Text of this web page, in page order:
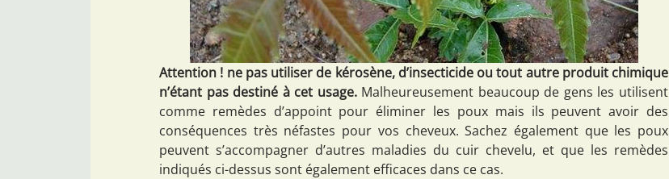
Attention ! ne pas utiliser de kérosène, d’insecticide ou tout autre produit chimique
n’étant pas destiné à cet usage.Malheureusement beaucoup de gens les utilisent
comme remèdes d’appoint pour éliminer les poux mais ils peuvent avoir des
conséquences très néfastes pour vos cheveux. Sachez également que les poux
peuvent s’accompagner d’autres maladies du cuir chevelu, et que les remèdes
indiqués ci-dessus sont également efficaces dans ce cas.